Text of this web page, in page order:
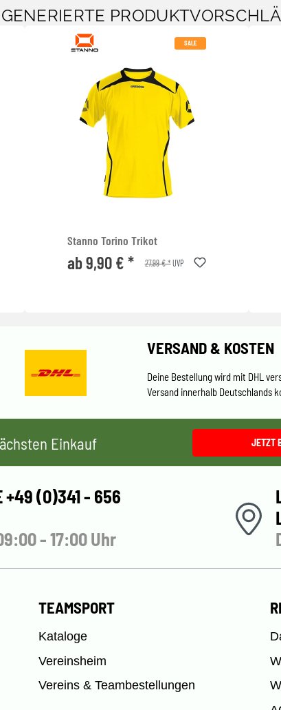
SALE
Stanno Torino Trikot
ab 9,90 € * 27,99 € *UVP
VERSAND & KOSTEN
Deine Bestellung wird mit DHL
Versand innerhalb Deutschlands
Einkauf JETZT
+49 (0)341 - 656
- 17:00 Uhr
TEAMSPORT
Kataloge
Vereinsheim
Vereins & Teambestellungen